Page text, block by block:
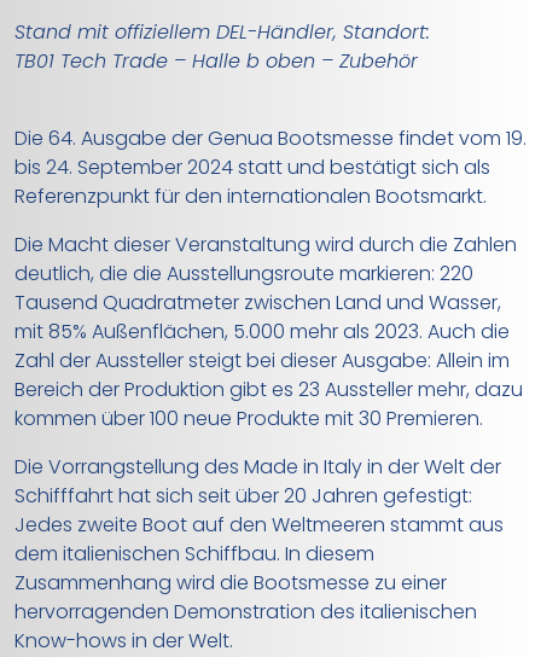
Stand mit offiziellem DEL-Händler, Standort:
TB01 Tech Trade – Halle b oben – Zubehör
Die 64. Ausgabe der Genua Bootsmesse findet vom 19.
bis 24. September 2024 statt und bestätigt sich als
Referenzpunkt für den internationalen Bootsmarkt.
Die Macht dieser Veranstaltung wird durch die Zahlen
deutlich, die die Ausstellungsroute markieren: 220
Tausend Quadratmeter zwischen Land und Wasser,
mit 85% Außenflächen, 5.000 mehr als 2023. Auch die
Zahl der Aussteller steigt bei dieser Ausgabe: Allein im
Bereich der Produktion gibt es 23 Aussteller mehr, dazu
kommen über 100 neue Produkte mit 30 Premieren.
Die Vorrangstellung des Made in Italy in der Welt der
Schifffahrt hat sich seit über 20 Jahren gefestigt:
Jedes zweite Boot auf den Weltmeeren stammt aus
dem italienischen Schiffbau. In diesem
Zusammenhang wird die Bootsmesse zu einer
hervorragenden Demonstration des italienischen
Know-hows in der Welt.